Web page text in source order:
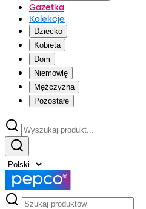
Gazetka
Kolekcje
Dziecko
Kobieta
Dom
Niemowlę
Mężczyzna
Pozostałe